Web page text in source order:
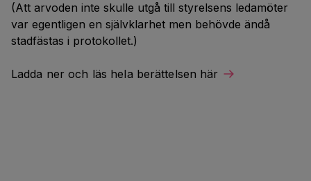
(Att arvoden inte skulle utgå till styrelsens ledamöter
var egentligen en självklarhet men behövde ändå
stadfästas i protokollet.)
Ladda ner och läs hela berättelsen här